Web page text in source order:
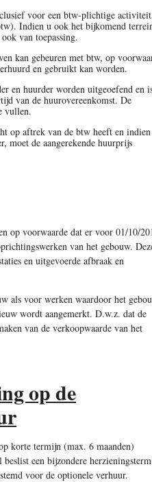
voor een btw-plichtige activiteit
Indien u ook het bijkomend
van toepassing.
kan gebeuren met btw, op
en gebruikt kan worden.
en huurder worden uitgeoefend en
van de huurovereenkomst. De
vullen.
op aftrek van de btw heeft en indien
moet de aangerekende huurprijs
op voorwaarde dat er voor 01/10/
van het gebouw.
en uitgevoerde afbraak en
als voor werken waardoor het
wordt aangemerkt. D.w.z. dat de
van de verkoopwaarde van het
op de
korte termijn (max. 6 maanden)
een bijzondere
voor de optionele verhuur.